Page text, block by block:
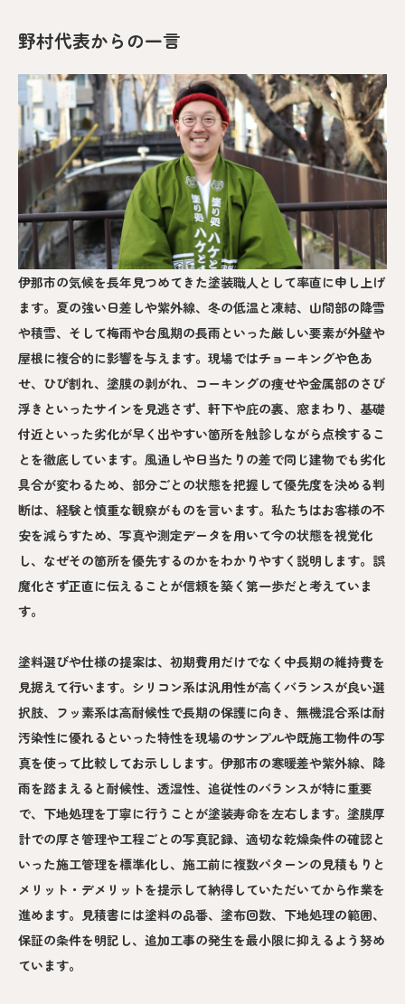
野村代表からの一言
伊那市の気候を長年見つめてきた塗装職人として率直に申し上げ
ます。夏の強い日差しや紫外線、冬の低温と凍結、山間部の降雪
や積雪、そして梅雨や台風期の長雨といった厳しい要素が外壁や
屋根に複合的に影響を与えます。現場ではチョーキングや色あ
せ、ひび割れ、塗膜の剥がれ、コーキングの痩せや金属部のさび
浮きといったサインを見逃さず、軒下や庇の裏、窓まわり、基礎
付近といった劣化が早く出やすい箇所を触診しながら点検するこ
とを徹底しています。風通しや日当たりの差で同じ建物でも劣化
具合が変わるため、部分ごとの状態を把握して優先度を決める判
断は、経験と慎重な観察がものを言います。私たちはお客様の不
安を減らすため、写真や測定データを用いて今の状態を視覚化
し、なぜその箇所を優先するのかをわかりやすく説明します。誤
魔化さず正直に伝えることが信頼を築く第一歩だと考えていま
す。
塗料選びや仕様の提案は、初期費用だけでなく中長期の維持費を
見据えて行います。シリコン系は汎用性が高くバランスが良い選
択肢、フッ素系は高耐候性で長期の保護に向き、無機混合系は耐
汚染性に優れるといった特性を現場のサンプルや既施工物件の写
真を使って比較してお示しします。伊那市の寒暖差や紫外線、降
雨を踏まえると耐候性、透湿性、追従性のバランスが特に重要
で、下地処理を丁寧に行うことが塗装寿命を左右します。塗膜厚
計での厚さ管理や工程ごとの写真記録、適切な乾燥条件の確認と
いった施工管理を標準化し、施工前に複数パターンの見積もりと
メリット・デメリットを提示して納得していただいてから作業を
進めます。見積書には塗料の品番、塗布回数、下地処理の範囲、
保証の条件を明記し、追加工事の発生を最小限に抑えるよう努め
ています。